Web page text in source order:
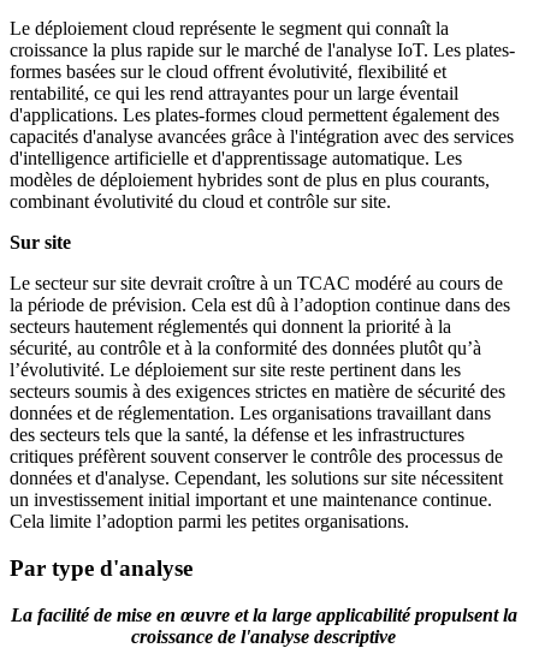
Le déploiement cloud représente le segment qui connaît la
croissance la plus rapide sur le marché de l'analyse IoT. Les plates-
formes basées sur le cloud offrent évolutivité, flexibilité et
rentabilité, ce qui les rend attrayantes pour un large éventail
d'applications. Les plates-formes cloud permettent également des
capacités d'analyse avancées grâce à l'intégration avec des services
d'intelligence artificielle et d'apprentissage automatique. Les
modèles de déploiement hybrides sont de plus en plus courants,
combinant évolutivité du cloud et contrôle sur site.
Sur site
Le secteur sur site devrait croître à un TCAC modéré au cours de
la période de prévision. Cela est dû à l’adoption continue dans des
secteurs hautement réglementés qui donnent la priorité à la
sécurité, au contrôle et à la conformité des données plutôt qu’à
l’évolutivité. Le déploiement sur site reste pertinent dans les
secteurs soumis à des exigences strictes en matière de sécurité des
données et de réglementation. Les organisations travaillant dans
des secteurs tels que la santé, la défense et les infrastructures
critiques préfèrent souvent conserver le contrôle des processus de
données et d'analyse. Cependant, les solutions sur site nécessitent
un investissement initial important et une maintenance continue.
Cela limite l’adoption parmi les petites organisations.
Par type d'analyse
La facilité de mise en œuvre et la large applicabilité propulsent la
croissance de l'analyse descriptive